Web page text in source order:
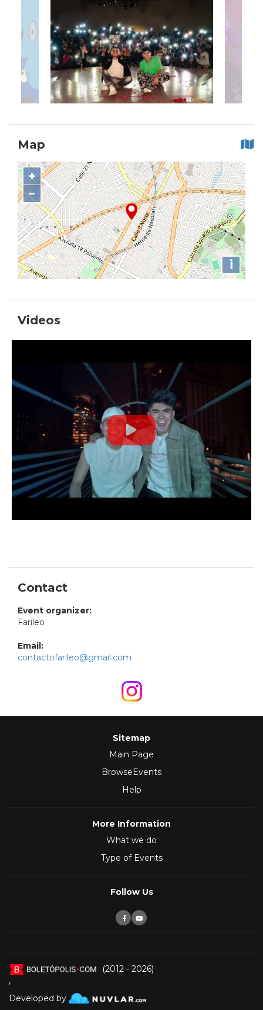
Map
+
−
i
Videos
Contact
Event organizer:
Farileo
Email:
contactofarileo@gmail.com
Sitemap
Main Page
BrowseEvents
Help
More Information
What we do
Type of Events
Follow Us
(2012 - 2026)
,
Developed by